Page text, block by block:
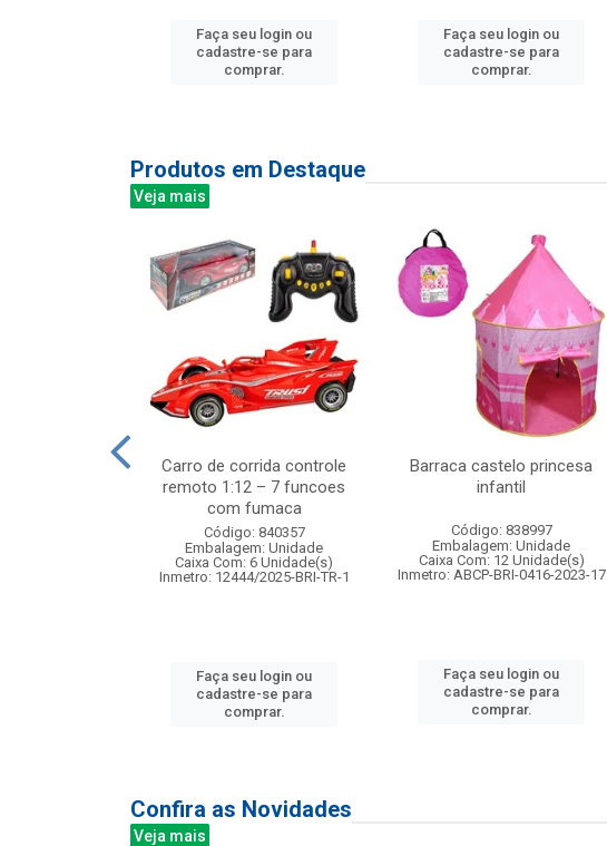
Faça seu login ou
cadastre-se para
comprar.
Faça seu login ou
cadastre-se para
comprar.
Produtos em Destaque
Veja mais
Carro de corrida controle
remoto 1:12 – 7 funcoes
com fumaca
Código: 840357
Embalagem: Unidade
Caixa Com: 6 Unidade(s)
Inmetro: 12444/2025-BRI-TR-1
Faça seu login ou
cadastre-se para
comprar.
Barraca castelo princesa
infantil
Código: 838997
Embalagem: Unidade
Caixa Com: 12 Unidade(s)
Inmetro: ABCP-BRI-0416-2023-17
Faça seu login ou
cadastre-se para
comprar.
Confira as Novidades
Veja mais